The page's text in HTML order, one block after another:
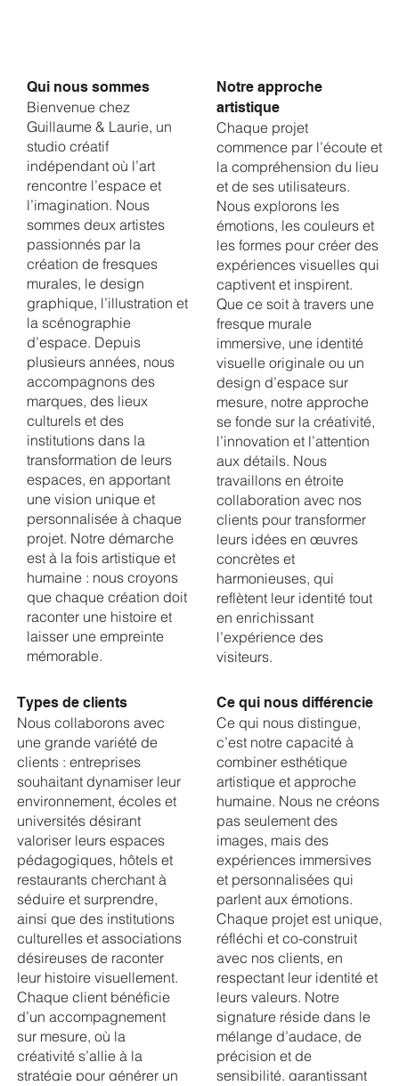
Qui nous sommes
Bienvenue chez
Guillaume & Laurie, un
studio créatif
indépendant où l’art
rencontre l’espace et
l’imagination. Nous
sommes deux artistes
passionnés par la
création de fresques
murales, le design
graphique, l’illustration et
la scénographie
d’espace. Depuis
plusieurs années, nous
accompagnons des
marques, des lieux
culturels et des
institutions dans la
transformation de leurs
espaces, en apportant
une vision unique et
personnalisée à chaque
projet. Notre démarche
est à la fois artistique et
humaine : nous croyons
que chaque création doit
raconter une histoire et
laisser une empreinte
mémorable.
Notre approche
artistique
Chaque projet
commence par l’écoute et
la compréhension du lieu
et de ses utilisateurs.
Nous explorons les
émotions, les couleurs et
les formes pour créer des
expériences visuelles qui
captivent et inspirent.
Que ce soit à travers une
fresque murale
immersive, une identité
visuelle originale ou un
design d’espace sur
mesure, notre approche
se fonde sur la créativité,
l’innovation et l’attention
aux détails. Nous
travaillons en étroite
collaboration avec nos
clients pour transformer
leurs idées en œuvres
concrètes et
harmonieuses, qui
reflètent leur identité tout
en enrichissant
l’expérience des
visiteurs.
Types de clients
Nous collaborons avec
une grande variété de
clients : entreprises
souhaitant dynamiser leur
environnement, écoles et
universités désirant
valoriser leurs espaces
pédagogiques, hôtels et
restaurants cherchant à
séduire et surprendre,
ainsi que des institutions
culturelles et associations
désireuses de raconter
leur histoire visuellement.
Chaque client bénéficie
d’un accompagnement
sur mesure, où la
créativité s’allie à la
stratégie pour générer un
Ce qui nous différencie
Ce qui nous distingue,
c’est notre capacité à
combiner esthétique
artistique et approche
humaine. Nous ne créons
pas seulement des
images, mais des
expériences immersives
et personnalisées qui
parlent aux émotions.
Chaque projet est unique,
réfléchi et co-construit
avec nos clients, en
respectant leur identité et
leurs valeurs. Notre
signature réside dans le
mélange d’audace, de
précision et de
sensibilité, garantissant